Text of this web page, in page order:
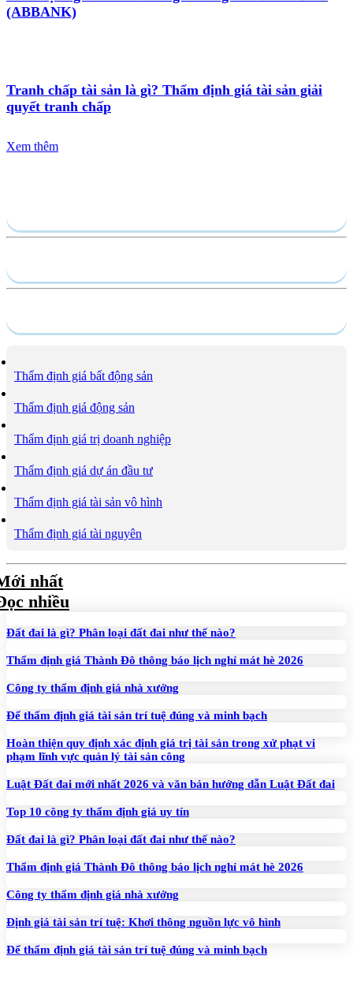
(ABBANK)
Tranh chấp tài sản là gì? Thẩm định giá tài sản giải
quyết tranh chấp
Xem thêm
Thẩm định giá bất động sản
Thẩm định giá động sản
Thẩm định giá trị doanh nghiệp
Thẩm định giá dự án đầu tư
Thẩm định giá tài sản vô hình
Thẩm định giá tài nguyên
nhất
nhiều
Đất đai là gì? Phân loại đất đai như thế nào?
Thẩm định giá Thành Đô thông báo lịch nghỉ mát hè 2026
Công ty thẩm định giá nhà xưởng
Để thẩm định giá tài sản trí tuệ đúng và minh bạch
Hoàn thiện quy định xác định giá trị tài sản trong xử phạt vi
phạm lĩnh vực quản lý tài sản công
Luật Đất đai mới nhất 2026 và văn bản hướng dẫn Luật Đất đai
Top 10 công ty thẩm định giá uy tín
Đất đai là gì? Phân loại đất đai như thế nào?
Thẩm định giá Thành Đô thông báo lịch nghỉ mát hè 2026
Công ty thẩm định giá nhà xưởng
Định giá tài sản trí tuệ: Khơi thông nguồn lực vô hình
Để thẩm định giá tài sản trí tuệ đúng và minh bạch